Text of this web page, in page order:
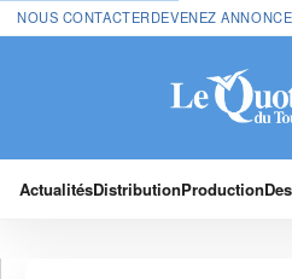
NOUS CONTACTERDEVENEZ
ActualitésDistributionProduction